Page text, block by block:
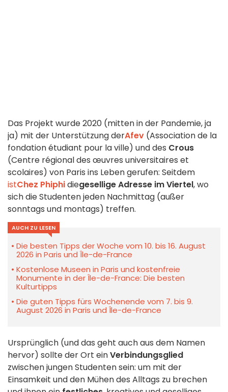
Das Projekt wurde 2020 (mitten in der Pandemie, ja
ja) mit der Unterstützung derAfev (Association de la
fondation étudiant pour la ville) und des Crous
(Centre régional des œuvres universitaires et
scolaires) von Paris ins Leben gerufen: Seitdem
istChez Phiphidiegesellige Adresse im Viertel, wo
sich die Studenten jeden Nachmittag (außer
sonntags und montags) treffen.
AUCH ZU LESEN
Die besten Tipps der Woche vom 10. bis 16. August
2026 in Paris und Île-de-France
Kostenlose Museen in Paris und kostenfreie
Monumente in der Île-de-France: Die besten
Kulturtipps
Die guten Tipps fürs Wochenende vom 7. bis 9.
August 2026 in Paris und Île-de-France
Ursprünglich (und das geht auch aus dem Namen
hervor) sollte der Ort einVerbindungsglied
zwischen jungen Studenten sein: um mit der
Einsamkeit und den Mühen des Alltags zu brechen